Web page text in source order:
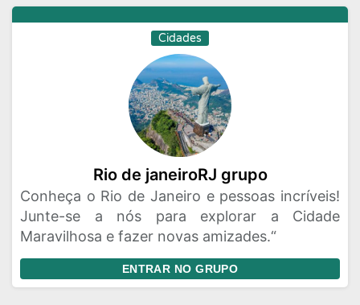
Cidades
Rio de janeiroRJ grupo
Conheça o Rio de Janeiro e pessoas incríveis!
Junte-se a nós para explorar a Cidade
Maravilhosa e fazer novas amizades.“
ENTRAR NO GRUPO